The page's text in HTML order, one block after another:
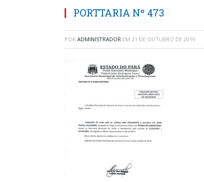
PORTTARIA Nº 473
POR ADMINISTRADOR EM 21 DE OUTUBRO DE 2019